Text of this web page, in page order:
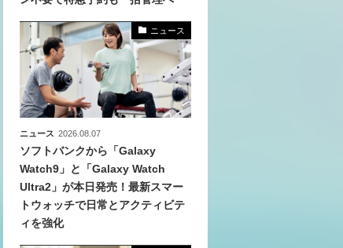
ニュース
ニュース 2026.08.07
ソフトバンクから「Galaxy
Watch9」と「Galaxy Watch
Ultra2」が本日発売！最新スマー
トウォッチで日常とアクティビテ
ィを強化